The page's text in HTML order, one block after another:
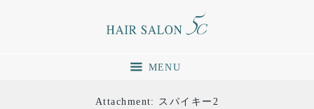
MENU
Attachment: スパイキー2